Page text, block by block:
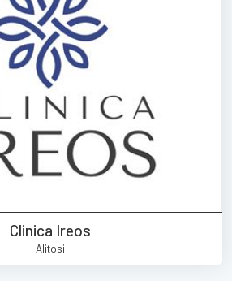
Clinica Ireos
Alitosi